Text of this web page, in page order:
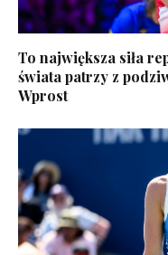
To największa siła
świata patrzy z
Wprost